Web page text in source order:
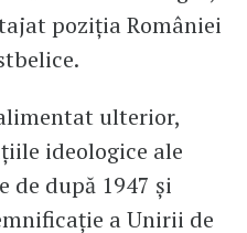
poziția României
ulterior,
ideologice ale
de după 1947 și
a Unirii de